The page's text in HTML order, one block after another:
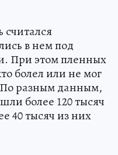
считался
в нем под
При этом пленных
болел или не мог
По разным данным,
более 120 тысяч
40 тысяч из них